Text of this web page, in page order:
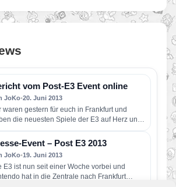
vom Post-E3 Event online
JoKo•20. Juni 2013
waren gestern für euch in Frankfurt und
die neuesten Spiele der E3 auf Herz und
Event – Post E3 2013
JoKo•19. Juni 2013
E3 ist nun seit einer Woche vorbei und
hat in die Zentrale nach Frankfurt